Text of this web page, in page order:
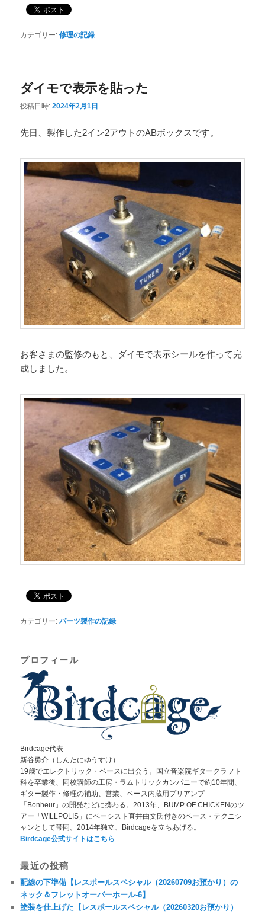
カテゴリー: 修理の記録
ダイモで表示を貼った
投稿日時:2024年2月1日
先日、製作した2イン2アウトのABボックスです。
お客さまの監修のもと、ダイモで表示シールを作って完
成しました。
カテゴリー: パーツ製作の記録
プロフィール
Birdcage代表
新谷勇介（しんたにゆうすけ）
19歳でエレクトリック・ベースに出会う。国立音楽院ギタークラフト
科を卒業後、同校講師の工房・ラムトリックカンパニーで約10年間、
ギター製作・修理の補助、営業、ベース内蔵用プリアンプ
「Bonheur」の開発などに携わる。2013年、BUMP OF CHICKENのツ
アー「WILLPOLIS」にベーシスト直井由文氏付きのベース・テクニシ
ャンとして帯同。2014年独立、Birdcageを立ちあげる。
Birdcage公式サイトはこちら
最近の投稿
配線の下準備【レスポールスペシャル（20260709お預かり）の
ネック＆フレットオーバーホール-6】
塗装を仕上げた【レスポールスペシャル（20260320お預かり）